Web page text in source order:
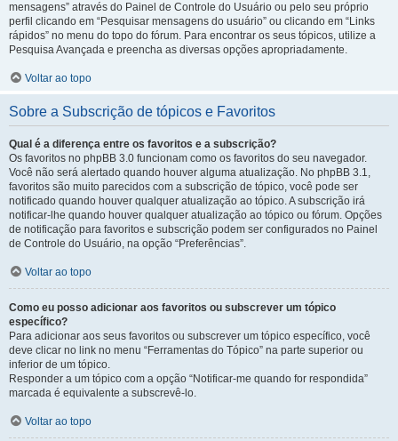
mensagens” através do Painel de Controle do Usuário ou pelo seu próprio
perfil clicando em “Pesquisar mensagens do usuário” ou clicando em “Links
rápidos” no menu do topo do fórum. Para encontrar os seus tópicos, utilize a
Pesquisa Avançada e preencha as diversas opções apropriadamente.
Voltar ao topo
Sobre a Subscrição de tópicos e Favoritos
Qual é a diferença entre os favoritos e a subscrição?
Os favoritos no phpBB 3.0 funcionam como os favoritos do seu navegador.
Você não será alertado quando houver alguma atualização. No phpBB 3.1,
favoritos são muito parecidos com a subscrição de tópico, você pode ser
notificado quando houver qualquer atualização ao tópico. A subscrição irá
notificar-lhe quando houver qualquer atualização ao tópico ou fórum. Opções
de notificação para favoritos e subscrição podem ser configurados no Painel
de Controle do Usuário, na opção “Preferências”.
Voltar ao topo
Como eu posso adicionar aos favoritos ou subscrever um tópico
específico?
Para adicionar aos seus favoritos ou subscrever um tópico específico, você
deve clicar no link no menu “Ferramentas do Tópico” na parte superior ou
inferior de um tópico.
Responder a um tópico com a opção “Notificar-me quando for respondida”
marcada é equivalente a subscrevê-lo.
Voltar ao topo